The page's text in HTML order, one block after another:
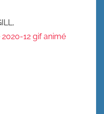
12 gif animé